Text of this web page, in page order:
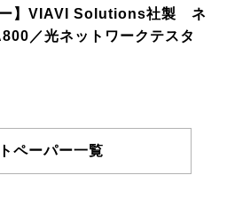
ー】VIAVI Solutions社製 ネ
／光ネットワークテスタ
ペーパー一覧